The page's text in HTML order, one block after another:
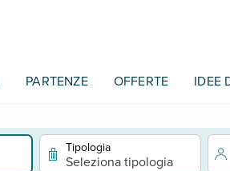
PARTENZE OFFERTE IDEE
Tipologia
Seleziona tipologia